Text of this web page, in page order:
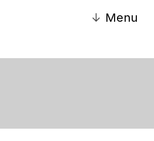
↓ Menu